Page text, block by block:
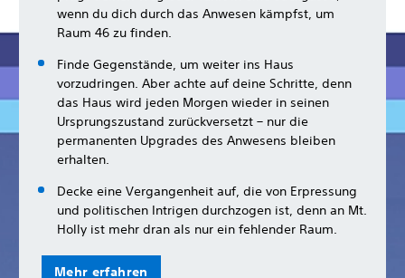
wenn du dich durch das Anwesen kämpfst, um
Raum 46 zu finden.
Finde Gegenstände, um weiter ins Haus
vorzudringen. Aber achte auf deine Schritte, denn
das Haus wird jeden Morgen wieder in seinen
Ursprungszustand zurückversetzt – nur die
permanenten Upgrades des Anwesens bleiben
erhalten.
Decke eine Vergangenheit auf, die von Erpressung
und politischen Intrigen durchzogen ist, denn an Mt.
Holly ist mehr dran als nur ein fehlender Raum.
Mehr erfahren